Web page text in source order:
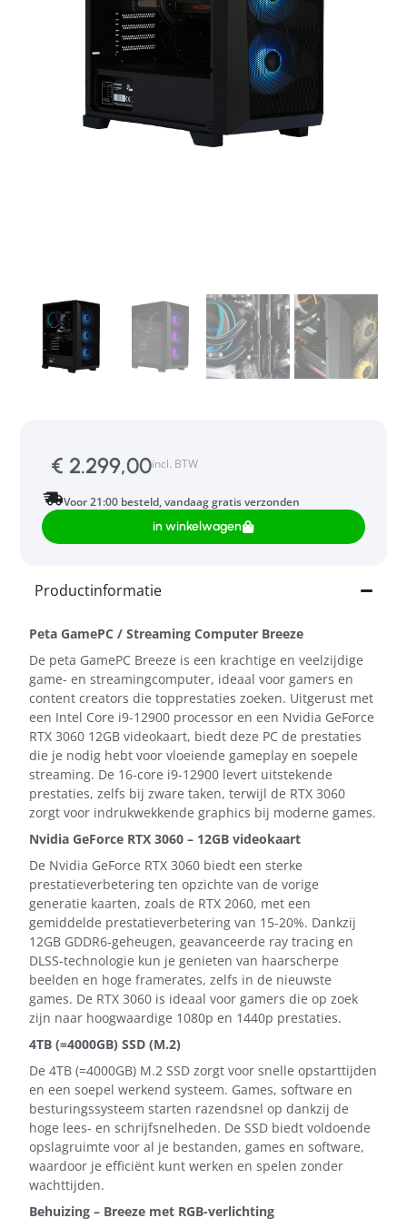
€ 2.299,00incl. BTW
Voor 21:00 besteld, vandaag gratis verzonden
in winkelwagen
Productinformatie
Peta GamePC / Streaming Computer Breeze
De peta GamePC Breeze is een krachtige en veelzijdige
game- en streamingcomputer, ideaal voor gamers en
content creators die topprestaties zoeken. Uitgerust met
een Intel Core i9-12900 processor en een Nvidia GeForce
RTX 3060 12GB videokaart, biedt deze PC de prestaties
die je nodig hebt voor vloeiende gameplay en soepele
streaming. De 16-core i9-12900 levert uitstekende
prestaties, zelfs bij zware taken, terwijl de RTX 3060
zorgt voor indrukwekkende graphics bij moderne games.
Nvidia GeForce RTX 3060 – 12GB videokaart
De Nvidia GeForce RTX 3060 biedt een sterke
prestatieverbetering ten opzichte van de vorige
generatie kaarten, zoals de RTX 2060, met een
gemiddelde prestatieverbetering van 15-20%. Dankzij
12GB GDDR6-geheugen, geavanceerde ray tracing en
DLSS-technologie kun je genieten van haarscherpe
beelden en hoge framerates, zelfs in de nieuwste
games. De RTX 3060 is ideaal voor gamers die op zoek
zijn naar hoogwaardige 1080p en 1440p prestaties.
4TB (=4000GB) SSD (M.2)
De 4TB (=4000GB) M.2 SSD zorgt voor snelle opstarttijden
en een soepel werkend systeem. Games, software en
besturingssysteem starten razendsnel op dankzij de
hoge lees- en schrijfsnelheden. De SSD biedt voldoende
opslagruimte voor al je bestanden, games en software,
waardoor je efficiënt kunt werken en spelen zonder
wachttijden.
Behuizing – Breeze met RGB-verlichting